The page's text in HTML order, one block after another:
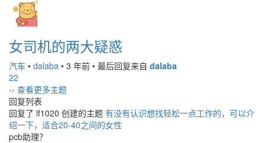
女司机的两大疑惑
汽车 • dalaba • 3 年前 • 最后回复来自 dalaba
22
›› 查看更多主题
回复列表
回复了 lf1020 创建的主题 有没有认识想找轻松一点工作的，可以介
绍一下，适合20-40之间的女性
pcb助理？